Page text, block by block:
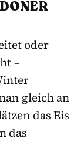
W
oder
–
gleich an
das Eis
das